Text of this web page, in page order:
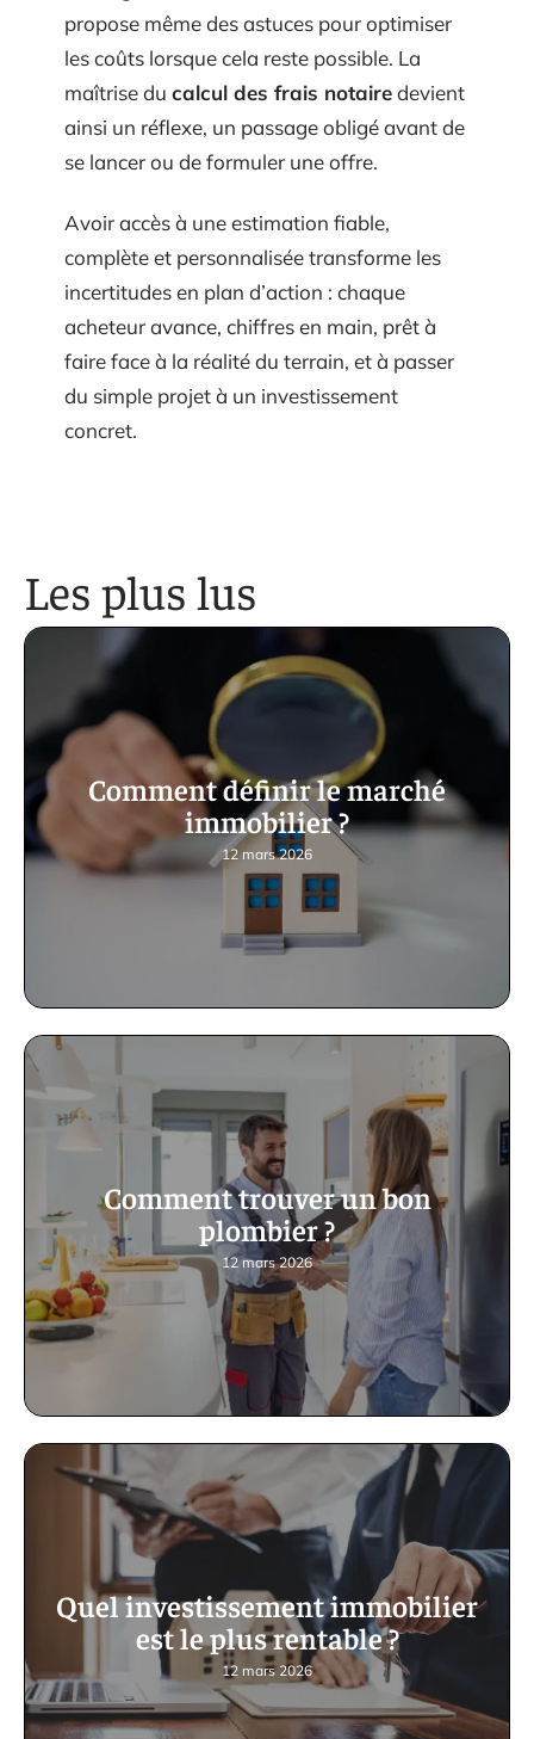
propose même des astuces pour optimiser
les coûts lorsque cela reste possible. La
maîtrise du calcul des frais notairedevient
ainsi un réflexe, un passage obligé avant de
se lancer ou de formuler une offre.
Avoir accès à une estimation fiable,
complète et personnalisée transforme les
incertitudes en plan d’action : chaque
acheteur avance, chiffres en main, prêt à
faire face à la réalité du terrain, et à passer
du simple projet à un investissement
concret.
Les plus lus
Comment définir le marché
immobilier ?
12 mars 2026
Comment trouver un bon
plombier ?
12 mars 2026
Quel investissement immobilier
est le plus rentable ?
12 mars 2026